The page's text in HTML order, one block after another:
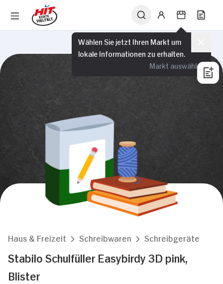
Wählen Sie jetzt Ihren Markt um
lokale Informationen zu erhalten.
Markt auswählen
Haus & Freizeit Schreibwaren Schreibgeräte
Stabilo Schulfüller Easybirdy 3D pink,
Blister